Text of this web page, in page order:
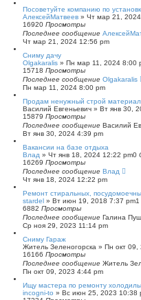
Посоветуйте компанию по
АлексейМатвеев » Чт мар 21,
16920 Просмотры
Последнее сообщение
Чт мар 21, 2024 12:56 pm
Сниму дачу
Olgakaralis » Пн мар 11, 2024 8:00
15718 Просмотры
Последнее сообщение Olgakaralis
Пн мар 11, 2024 8:00 pm
Продам ненужный строй материал
Василий Евгеньевич » Вт янв 30,
15879 Просмотры
Последнее сообщение Василий
Вт янв 30, 2024 4:39 pm
Вакансии на базе отдыха
Влад » Чт янв 18, 2024 12:22 pm0
16269 Просмотры
Последнее сообщение Влад
Чт янв 18, 2024 12:22 pm
Ремонт стиральных,
stardel » Вт июн 19, 2018 7:37 pm1
6882 Просмотры
Последнее сообщение Галина
Ср ноя 29, 2023 11:14 pm
Сниму Гараж
Житель Зеленогорска » Пн окт 09,
16166 Просмотры
Последнее сообщение Житель
Пн окт 09, 2023 4:44 pm
Ищу мастера по ремонту
incogni-to » Вс июн 25, 2023 10:38